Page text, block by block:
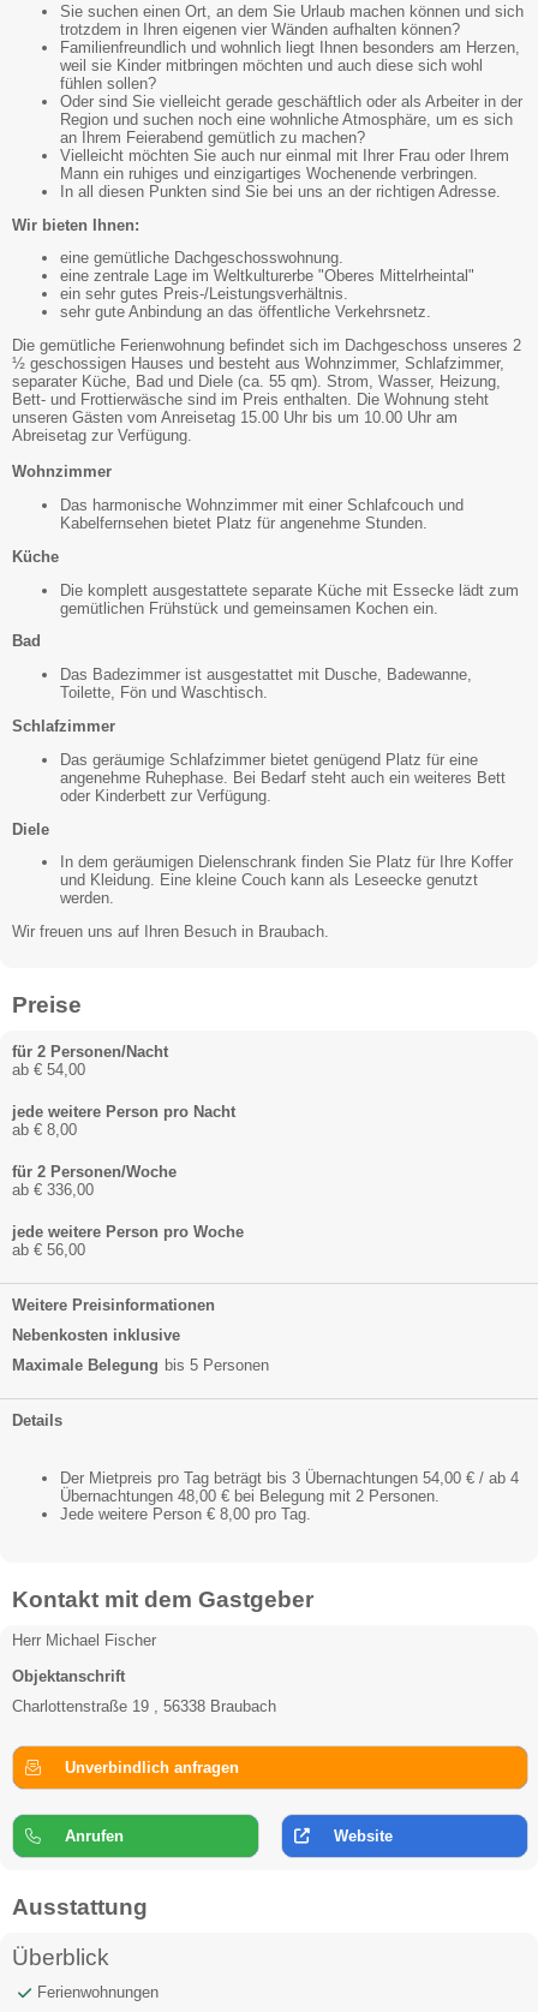
Sie suchen einen Ort, an dem Sie Urlaub machen können und sich
trotzdem in Ihren eigenen vier Wänden aufhalten können?
Familienfreundlich und wohnlich liegt Ihnen besonders am Herzen,
weil sie Kinder mitbringen möchten und auch diese sich wohl
fühlen sollen?
Oder sind Sie vielleicht gerade geschäftlich oder als Arbeiter in der
Region und suchen noch eine wohnliche Atmosphäre, um es sich
an Ihrem Feierabend gemütlich zu machen?
Vielleicht möchten Sie auch nur einmal mit Ihrer Frau oder Ihrem
Mann ein ruhiges und einzigartiges Wochenende verbringen.
In all diesen Punkten sind Sie bei uns an der richtigen Adresse.
Wir bieten Ihnen:
eine gemütliche Dachgeschosswohnung.
eine zentrale Lage im Weltkulturerbe "Oberes Mittelrheintal"
ein sehr gutes Preis-/Leistungsverhältnis.
sehr gute Anbindung an das öffentliche Verkehrsnetz.
Die gemütliche Ferienwohnung befindet sich im Dachgeschoss unseres 2
½ geschossigen Hauses und besteht aus Wohnzimmer, Schlafzimmer,
separater Küche, Bad und Diele (ca. 55 qm). Strom, Wasser, Heizung,
Bett- und Frottierwäsche sind im Preis enthalten. Die Wohnung steht
unseren Gästen vom Anreisetag 15.00 Uhr bis um 10.00 Uhr am
Abreisetag zur Verfügung.
Wohnzimmer
Das harmonische Wohnzimmer mit einer Schlafcouch und
Kabelfernsehen bietet Platz für angenehme Stunden.
Küche
Die komplett ausgestattete separate Küche mit Essecke lädt zum
gemütlichen Frühstück und gemeinsamen Kochen ein.
Bad
Das Badezimmer ist ausgestattet mit Dusche, Badewanne,
Toilette, Fön und Waschtisch.
Schlafzimmer
Das geräumige Schlafzimmer bietet genügend Platz für eine
angenehme Ruhephase. Bei Bedarf steht auch ein weiteres Bett
oder Kinderbett zur Verfügung.
Diele
In dem geräumigen Dielenschrank finden Sie Platz für Ihre Koffer
und Kleidung. Eine kleine Couch kann als Leseecke genutzt
werden.
Wir freuen uns auf Ihren Besuch in Braubach.
Preise
für 2 Personen/Nacht
ab € 54,00
jede weitere Person pro Nacht
ab € 8,00
für 2 Personen/Woche
ab € 336,00
jede weitere Person pro Woche
ab € 56,00
Weitere Preisinformationen
Nebenkosten inklusive
Maximale Belegung bis 5 Personen
Details
Der Mietpreis pro Tag beträgt bis 3 Übernachtungen 54,00 € / ab 4
Übernachtungen 48,00 € bei Belegung mit 2 Personen.
Jede weitere Person € 8,00 pro Tag.
Kontakt mit dem Gastgeber
Herr Michael Fischer
Objektanschrift
Charlottenstraße 19 , 56338 Braubach
Unverbindlich anfragen
Anrufen Website
Ausstattung
Überblick
Ferienwohnungen